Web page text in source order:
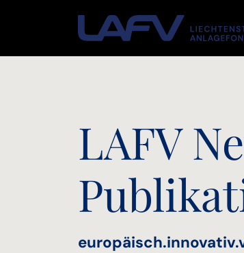
LAFV